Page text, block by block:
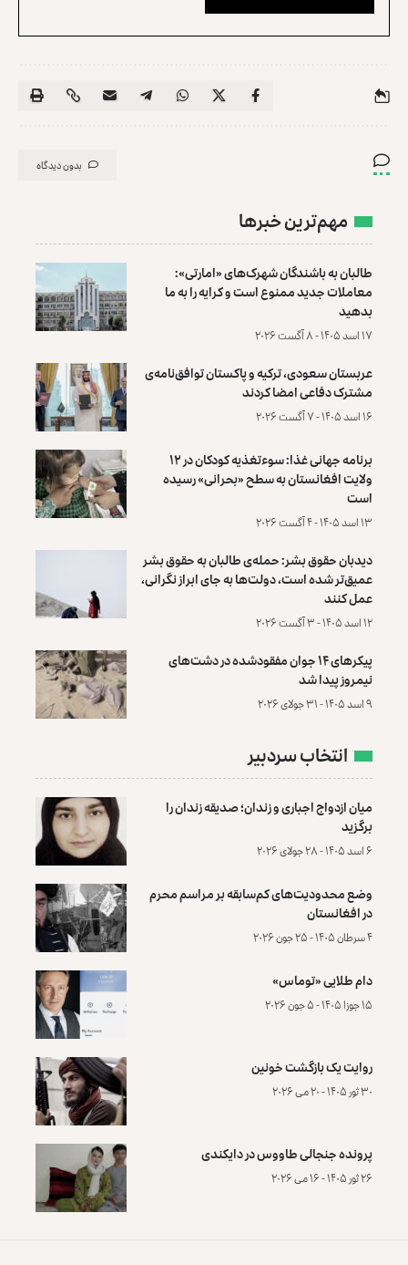
بدون دیدگاه
مهم‌ترین خبرها
طالبان به باشندگان شهرک‌های «امارتی»:
معاملات جدید ممنوع است و کرایه را به ما
بدهید
۱۷ اسد ۱۴۰۵ - ۸ آگست ۲۰۲۶
عربستان سعودی، ترکیه و پاکستان توافق‌نامه‌ی
مشترک دفاعی امضا کردند
۱۶ اسد ۱۴۰۵ - ۷ آگست ۲۰۲۶
برنامه جهانی غذا: سوءتغذیه کودکان در ۱۲
ولایت افغانستان به سطح «بحرانی» رسیده
است
۱۳ اسد ۱۴۰۵ - ۴ آگست ۲۰۲۶
دیدبان حقوق بشر: حمله‌ی طالبان به حقوق بشر
عمیق‌تر شده است، دولت‌ها به جای ابراز نگرانی،
عمل کنند
۱۲ اسد ۱۴۰۵ - ۳ آگست ۲۰۲۶
پیکرهای ۱۴ جوان مفقودشده در دشت‌های
نیمروز پیدا شد
۹ اسد ۱۴۰۵ - ۳۱ جولای ۲۰۲۶
انتخاب سردبیر
میان ازدواج اجباری و زندان؛ صدیقه زندان را
برگزید
۶ اسد ۱۴۰۵ - ۲۸ جولای ۲۰۲۶
وضع محدودیت‌های کم‌سابقه بر مراسم محرم
در افغانستان
۴ سرطان ۱۴۰۵ - ۲۵ جون ۲۰۲۶
دام طلایی «توماس»
۱۵ جوزا ۱۴۰۵ - ۵ جون ۲۰۲۶
روایت یک بازگشت خونین
۳۰ ثور ۱۴۰۵ - ۲۰ می ۲۰۲۶
پرونده‌ جنجالی طاووس در دایکندی
۲۶ ثور ۱۴۰۵ - ۱۶ می ۲۰۲۶